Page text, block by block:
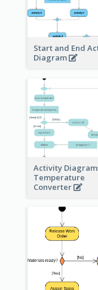
Start and End
Diagram
Activity
Temperature
Converter